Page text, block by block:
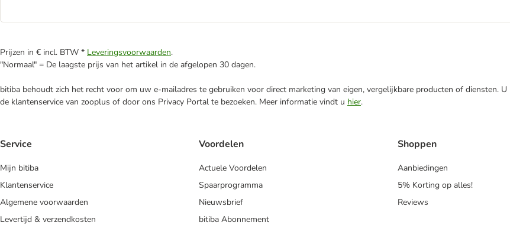
Prijzen in € incl. BTW * Leveringsvoorwaarden.
"Normaal" = De laagste prijs van het artikel in de afgelopen 30 dagen.
bitiba behoudt zich het recht voor om uw e-mailadres te gebruiken voor direct marketing van eigen, vergelijkbare producten of diensten.
de klantenservice van zooplus of door ons Privacy Portal te bezoeken. Meer informatie vindt u hier.
Service
Mijn bitiba
Klantenservice
Algemene voorwaarden
Levertijd & verzendkosten
Voordelen
Actuele Voordelen
Spaarprogramma
Nieuwsbrief
bitiba Abonnement
Shoppen
Aanbiedingen
5% Korting op alles!
Reviews